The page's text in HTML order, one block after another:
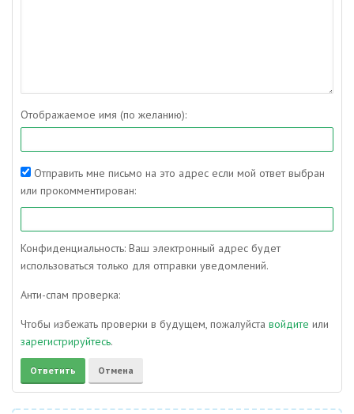
Отображаемое имя (по желанию):
Отправить мне письмо на это адрес если мой ответ выбран
или прокомментирован:
Конфиденциальность: Ваш электронный адрес будет
использоваться только для отправки уведомлений.
Анти-спам проверка:
Чтобы избежать проверки в будущем, пожалуйста войдите или
зарегистрируйтесь.